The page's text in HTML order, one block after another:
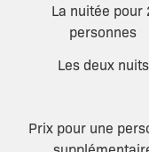
La nuitée pour
personnes
Les deux nuits
Prix pour une